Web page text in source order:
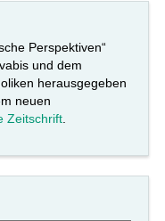
Perspektiven“
und dem
herausgegeben
neuen
Zeitschrift